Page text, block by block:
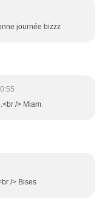
journée bizzz
/> Miam
/> Bises